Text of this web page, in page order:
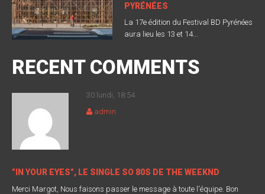
PYRÉNÉES
La 17e édition du Festival BD Pyrénées
aura lieu les 13 et 14...
RECENT COMMENTS
30 lundi, 18:54
admin
"IN YOUR EYES", LE SINGLE SO 80S DE THE WEEKND
Merci Margot, Nous faisons passer le message à toute l'équipe. Bon